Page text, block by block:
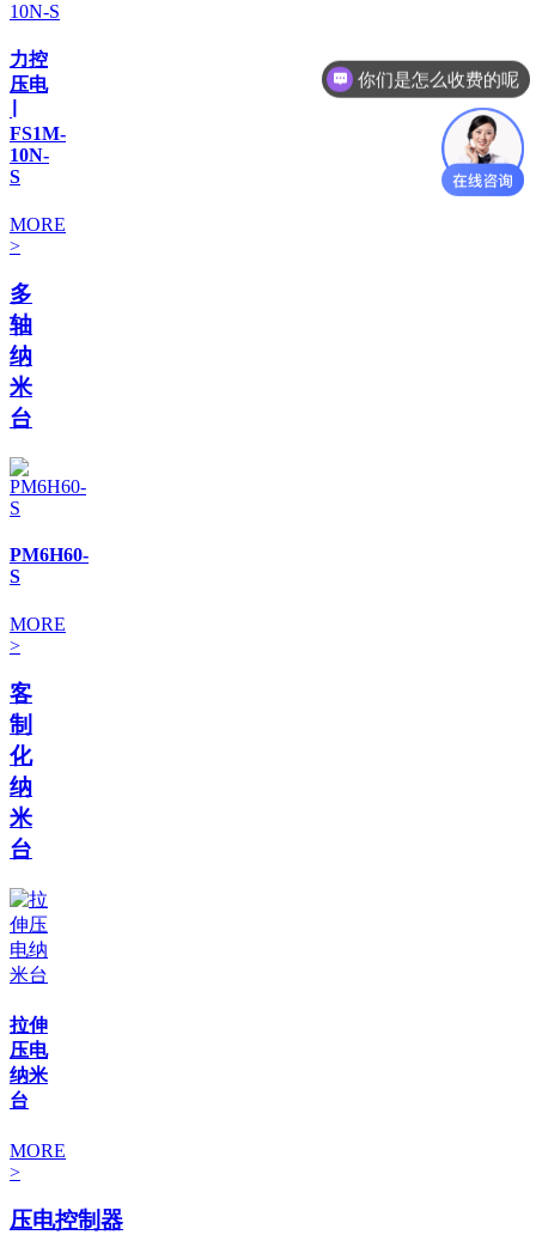
力控
压电
FS1M-
10N-
S
MORE
>
多
轴
纳
米
台
PM6H60-
S
MORE
>
客
制
化
纳
米
台
拉伸
压电
纳米
台
MORE
>
压电控制器
你们是怎么收费的呢